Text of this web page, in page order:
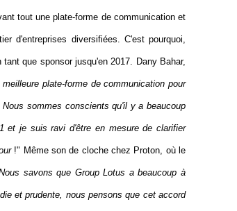
tout une plate-forme de communication et
d'entreprises diversifiées. C'est pourquoi,
que sponsor jusqu'en 2017. Dany Bahar,
plate-forme de communication pour
sommes conscients qu'il y a beaucoup
et je suis ravi d'être en mesure de clarifier
!" Même son de cloche chez Proton, où le
savons que Group Lotus a beaucoup à
et prudente, nous pensons que cet accord